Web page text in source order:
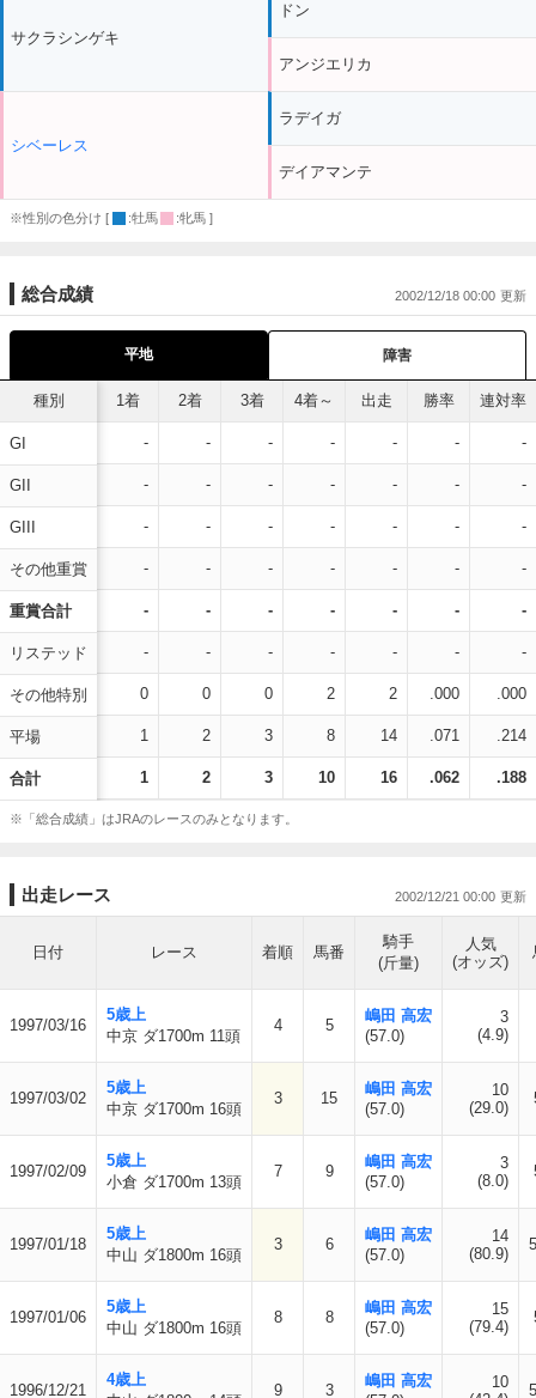
サクラシンゲキ
シベーレス
ドン
アンジエリカ
ラデイガ
デイアマンテ
※性別の色分け [ :牡馬 :牝馬 ]
総合成績 2002/12/18 00:00
平地 障害
種別
GI
GII
GIII
その他重賞
重賞合計
リステッド
その他特別
平場
合計
1着 2着 3着 4着～ 出走 勝率 連対率
- - - - - - -
- - - - - - -
- - - - - - -
- - - - - - -
- - - - - - -
- - - - - - -
0 0 0 2 2 .000 .000
1 2 3 8 14 .071 .214
1 2 3 10 16 .062 .188
※「総合成績」はJRAのレースのみとなります。
出走レース 2002/12/21 00:00
日付 レース 着順 馬番
騎手
(斤量)
人気
(オッズ)
1997/03/16
5歳上
中京 ダ1700m 11頭
4 5
嶋田 高宏
(57.0)
3
(4.9)
1997/03/02
5歳上
中京 ダ1700m 16頭
3 15
嶋田 高宏
(57.0)
10
(29.0)
1997/02/09
5歳上
小倉 ダ1700m 13頭
7 9
嶋田 高宏
(57.0)
3
(8.0)
1997/01/18
5歳上
中山 ダ1800m 16頭
3 6
嶋田 高宏
(57.0)
14
(80.9)
1997/01/06
5歳上
中山 ダ1800m 16頭
8 8
嶋田 高宏
(57.0)
15
(79.4)
1996/12/21
4歳上
9 3
嶋田 高宏
10